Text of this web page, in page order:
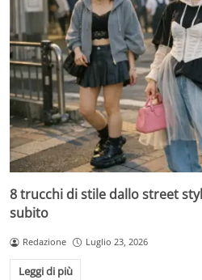
8 trucchi di stile dallo street
subito
Redazione Luglio 23, 2026
Leggi di più